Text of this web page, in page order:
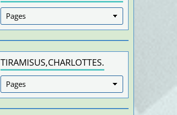
TIRAMISUS,CHARLOTTES.